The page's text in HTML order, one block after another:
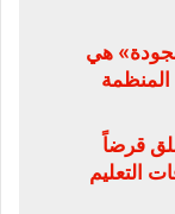
هي
المنظمة
قرضاً
التعليم